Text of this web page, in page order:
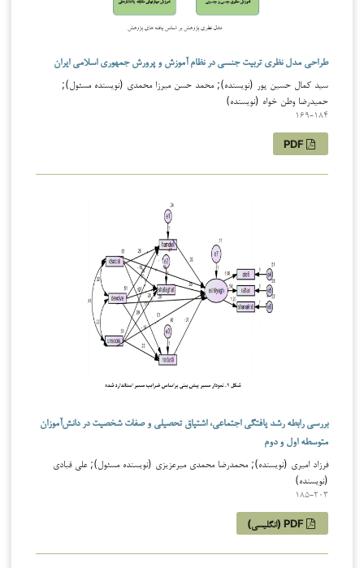
طراحی مدل نظری تربیت جنسی در نظام آموزش و پرورش جمهوری اسلامی ایران
سید کمال حسین پور (نویسنده); محمد حسن میرزا محمدی (نویسنده مسئول);
حمیدرضا وطن خواه (نویسنده)
169-184
بررسی رابطه رشد یافتگی اجتماعی، اشتیاق تحصیلی و صفات شخصیت در دانش‌آموزان
متوسطه اول و دوم
فرزاد امیری (نویسنده); محمدرضا محمدی میرعزیزی (نویسنده مسئول); علی قبادی
(نویسنده)
185-203